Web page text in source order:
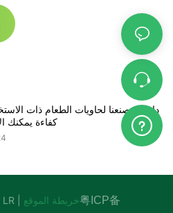
داخل مصنعنا لحاويات الطعام ذات
كفاءة يمكنك
جميع الحقوق محفوظة © 2026 LR | خريطة الموقع粤ICP备